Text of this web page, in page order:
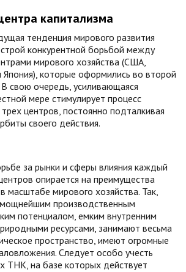
капитализма
тенденция мирового развития
конкурентной борьбой между
мирового хозяйства (США,
Япония), которые оформились во второй
свою очередь, усиливающаяся
мере стимулирует процесс
центров, постоянно подталкивая
своего действия.
за рынки и сферы влияния каждый
опирается на преимущества
масштабе мирового хозяйства. Так,
производственным
потенциалом, емким внутренним
ресурсами, занимают весьма
пространство, имеют огромные
Следует особо учесть
ТНК, на базе которых действует